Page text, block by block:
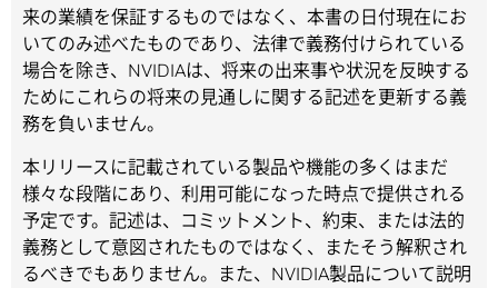
来の業績を保証するものではなく、本書の日付現在にお
いてのみ述べたものであり、法律で義務付けられている
場合を除き、NVIDIAは、将来の出来事や状況を反映する
ためにこれらの将来の見通しに関する記述を更新する義
務を負いません。
本リリースに記載されている製品や機能の多くはまだ
様々な段階にあり、利用可能になった時点で提供される
予定です。記述は、コミットメント、約束、または法的
義務として意図されたものではなく、またそう解釈され
るべきでもありません。また、NVIDIA製品について説明